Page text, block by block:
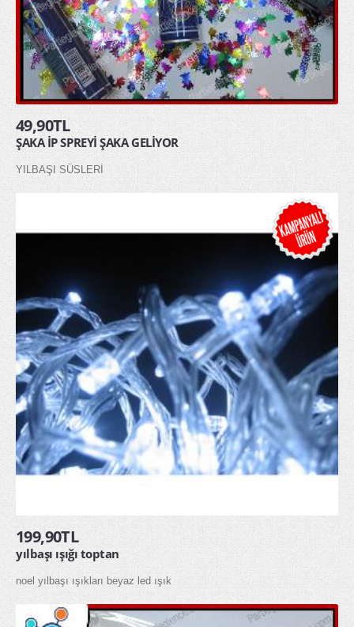
49,90TL
ŞAKA İP SPREYİ ŞAKA GELİYOR
YILBAŞI SÜSLERİ
199,90TL
yılbaşı ışığı toptan
noel yılbaşı ışıkları beyaz led ışık